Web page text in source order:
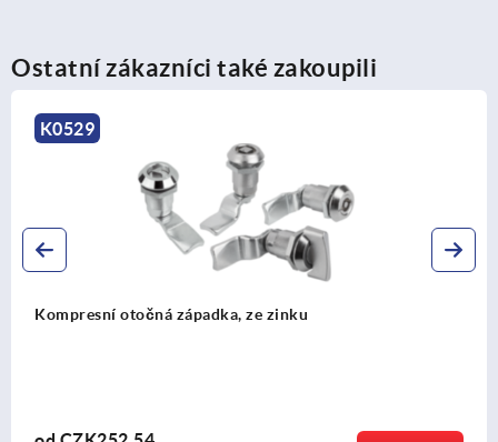
Ostatní zákazníci také zakoupili
Aretační zarážky